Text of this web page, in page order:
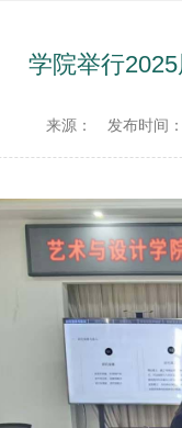
学院举行
来源： 发布时间